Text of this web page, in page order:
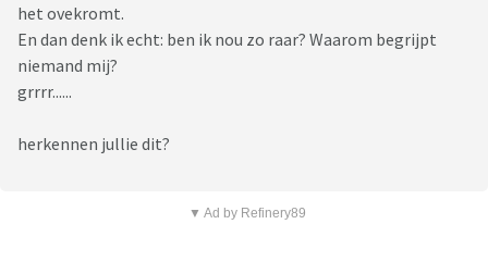
het ovekromt.
En dan denk ik echt: ben ik nou zo raar? Waarom begrijpt
niemand mij?
grrrr......
herkennen jullie dit?
▼ Ad by Refinery89